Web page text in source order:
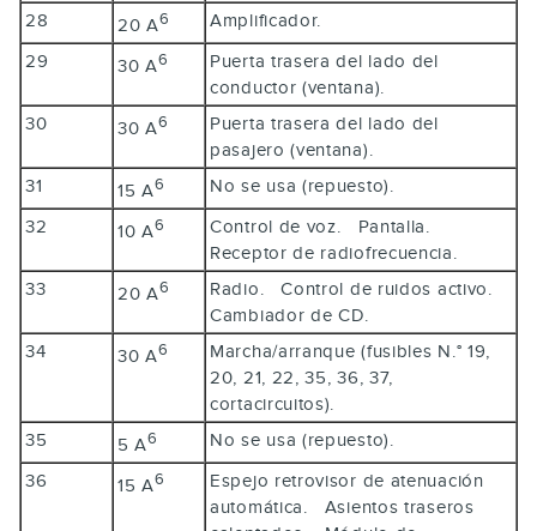
28
20 A6
Amplificador.
29
30 A6
Puerta trasera del lado del
conductor (ventana).
30
30 A6
Puerta trasera del lado del
pasajero (ventana).
31
15 A6
No se usa (repuesto).
32
10 A6
Control de voz. Pantalla.
Receptor de radiofrecuencia.
33
20 A6
Radio. Control de ruidos activo.
Cambiador de CD.
34
30 A6
Marcha/arranque (fusibles N.° 19,
20, 21, 22, 35, 36, 37,
cortacircuitos).
35
5 A6
No se usa (repuesto).
36
15 A6
Espejo retrovisor de atenuación
automática. Asientos traseros